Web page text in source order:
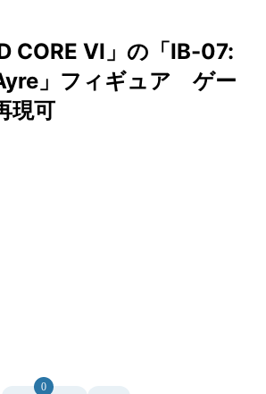
CORE VI」の「IB-07:
」フィギュア ゲー
現可
0